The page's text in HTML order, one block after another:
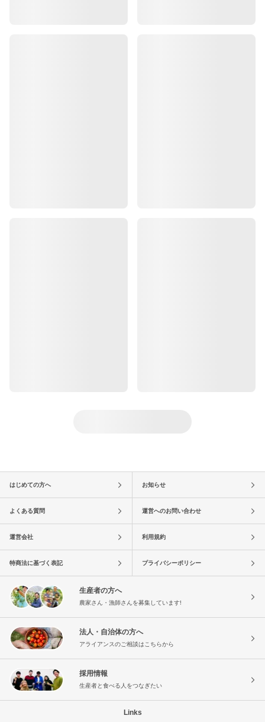
はじめての方へ お知らせ
よくある質問 運営へのお問い合わせ
運営会社 利用規約
特商法に基づく表記 プライバシーポリシー
生産者の方へ
農家さん・漁師さんを募集しています!
法人・自治体の方へ
アライアンスのご相談はこちらから
採用情報
生産者と食べる人をつなぎたい
Links